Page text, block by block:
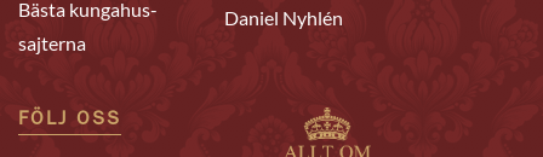
Bästa kungahus-
sajterna
Daniel Nyhlén
FÖLJ OSS